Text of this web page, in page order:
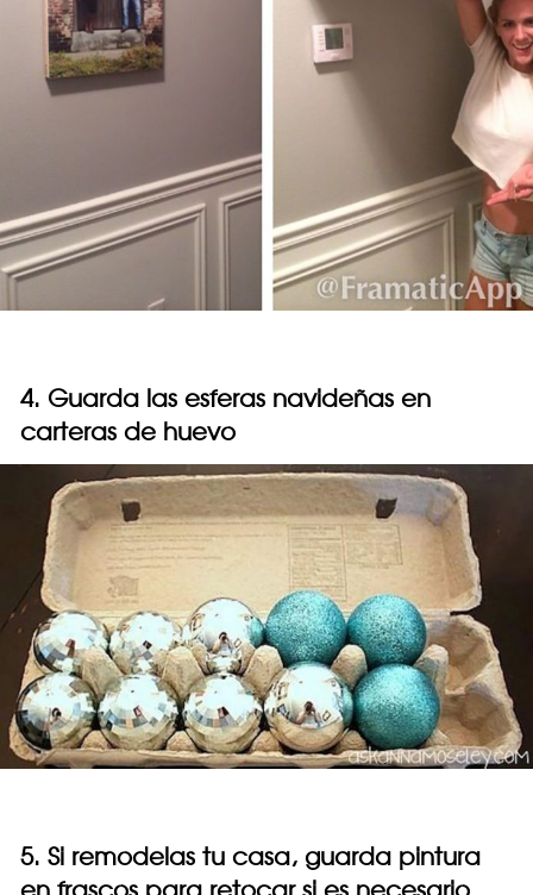
4. Guarda las esferas navideñas en
carteras de huevo
5. Si remodelas tu casa, guarda pintura